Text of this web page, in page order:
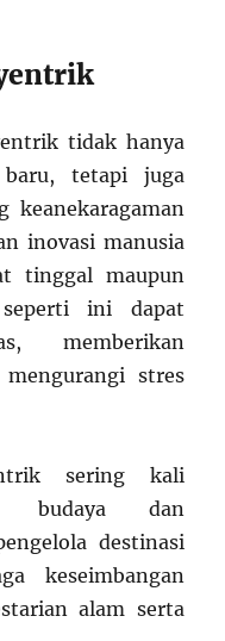
tidak hanya
baru, tetapi juga
keanekaragaman
inovasi manusia
tinggal maupun
ini dapat
memberikan
stres
sering kali
budaya dan
destinasi
keseimbangan
alam serta